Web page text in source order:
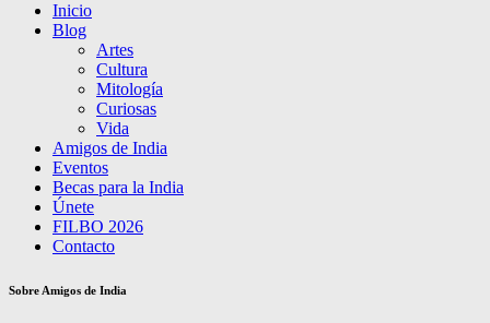
Inicio
Blog
Artes
Cultura
Mitología
Curiosas
Vida
Amigos de India
Eventos
Becas para la India
Únete
FILBO 2026
Contacto
Sobre Amigos de India